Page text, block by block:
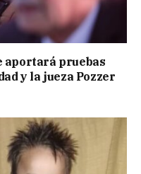
aportará pruebas
y la jueza Pozzer